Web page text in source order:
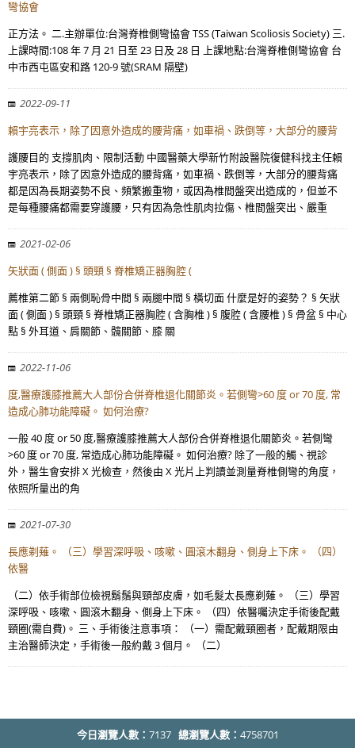
彎協會
正方法。 二.主辦單位:台灣脊椎側彎協會 TSS (Taiwan Scoliosis Society) 三.
上課時間:108 年 7 月 21 日至 23 日及 28 日 上課地點:台灣脊椎側彎協會 台
中市西屯區安和路 120-9 號(SRAM 隔壁)
2022-09-11
賴宇亮表示，除了因意外造成的腰背痛，如車禍、跌倒等，大部分的腰背
護腰目的 支撐肌肉、限制活動 中國醫藥大學新竹附設醫院復健科找主任賴
宇亮表示，除了因意外造成的腰背痛，如車禍、跌倒等，大部分的腰背痛
都是因為長期姿勢不良、頻繁搬重物，或因為椎間盤突出造成的，但並不
是每種腰痛都需要穿護腰，只有因為急性肌肉拉傷、椎間盤突出、嚴重
2021-02-06
矢狀面 ( 側面 ) § 頭頸 § 脊椎矯正器胸腔 (
薦椎第二節 § 兩側恥骨中間 § 兩腿中間 § 橫切面 什麼是好的姿勢？ § 矢狀
面 ( 側面 ) § 頭頸 § 脊椎矯正器胸腔 ( 含胸椎 ) § 腹腔 ( 含腰椎 ) § 骨盆 § 中心
點 § 外耳道、肩關節、髖關節、膝 關
2022-11-06
度,醫療護膝推薦大人部份合併脊椎退化關節炎。若側彎>60 度 or 70 度, 常
造成心肺功能障礙。 如何治療?
一般 40 度 or 50 度,醫療護膝推薦大人部份合併脊椎退化關節炎。若側彎
>60 度 or 70 度, 常造成心肺功能障礙。 如何治療? 除了一般的觸、視診
外，醫生會安排 X 光檢查，然後由 X 光片上判讀並測量脊椎側彎的角度，
依照所量出的角
2021-07-30
長應剃薙。 （三）學習深呼吸、咳嗽、圓滾木翻身、側身上下床。 （四）
依醫
（二）依手術部位檢視鬍鬚與頸部皮膚，如毛髮太長應剃薙。 （三）學習
深呼吸、咳嗽、圓滾木翻身、側身上下床。 （四）依醫囑決定手術後配戴
頸圈(需自費)。 三、手術後注意事項： （一）需配戴頸圈者，配戴期限由
主治醫師決定，手術後一般約戴 3 個月。 （二）
今日瀏覽人數： 7137 總瀏覽人數： 4758701